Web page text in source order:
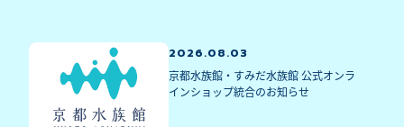
2026.08.03
京都水族館・すみだ水族館 公式オンラ
インショップ統合のお知らせ